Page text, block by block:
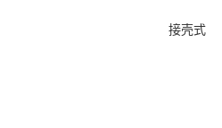
接壳式